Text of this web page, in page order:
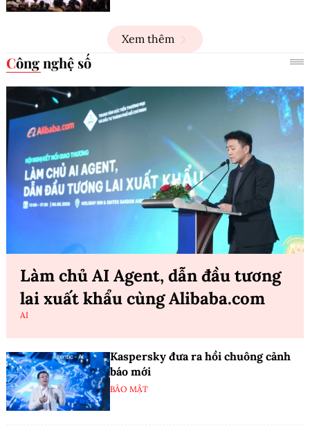
Xem thêm
Công nghệ số
Làm chủ AI Agent, dẫn đầu tương
lai xuất khẩu cùng Alibaba.com
AI
Kaspersky đưa ra hồi chuông cảnh
báo mới
BẢO MẬT